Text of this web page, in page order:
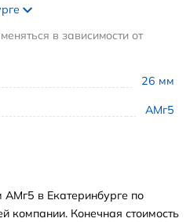
26 мм
АМг5
в зависимости от
в Екатеринбурге по
компании. Конечная стоимость